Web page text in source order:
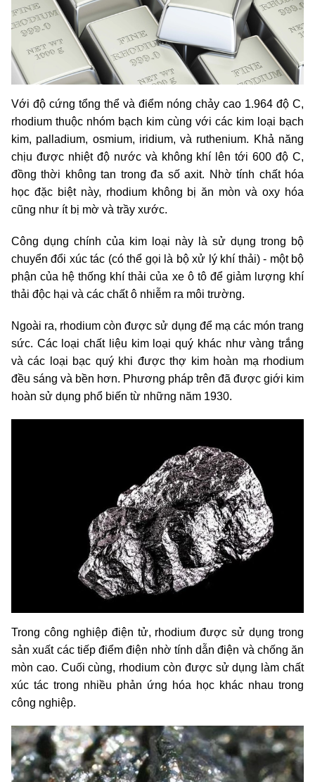
Với độ cứng tổng thể và điểm nóng chảy cao 1.964 độ C,
rhodium thuộc nhóm bạch kim cùng với các kim loại bạch
kim, palladium, osmium, iridium, và ruthenium. Khả năng
chịu được nhiệt độ nước và không khí lên tới 600 độ C,
đồng thời không tan trong đa số axit. Nhờ tính chất hóa
học đặc biệt này, rhodium không bị ăn mòn và oxy hóa
cũng như ít bị mờ và trầy xước.
Công dụng chính của kim loại này là sử dụng trong bộ
chuyển đổi xúc tác (có thể gọi là bộ xử lý khí thải) - một bộ
phận của hệ thống khí thải của xe ô tô để giảm lượng khí
thải độc hại và các chất ô nhiễm ra môi trường.
Ngoài ra, rhodium còn được sử dụng để mạ các món trang
sức. Các loại chất liệu kim loại quý khác như vàng trắng
và các loại bạc quý khi được thợ kim hoàn mạ rhodium
đều sáng và bền hơn. Phương pháp trên đã được giới kim
hoàn sử dụng phổ biến từ những năm 1930.
Trong công nghiệp điện tử, rhodium được sử dụng trong
sản xuất các tiếp điểm điện nhờ tính dẫn điện và chống ăn
mòn cao. Cuối cùng, rhodium còn được sử dụng làm chất
xúc tác trong nhiều phản ứng hóa học khác nhau trong
công nghiệp.